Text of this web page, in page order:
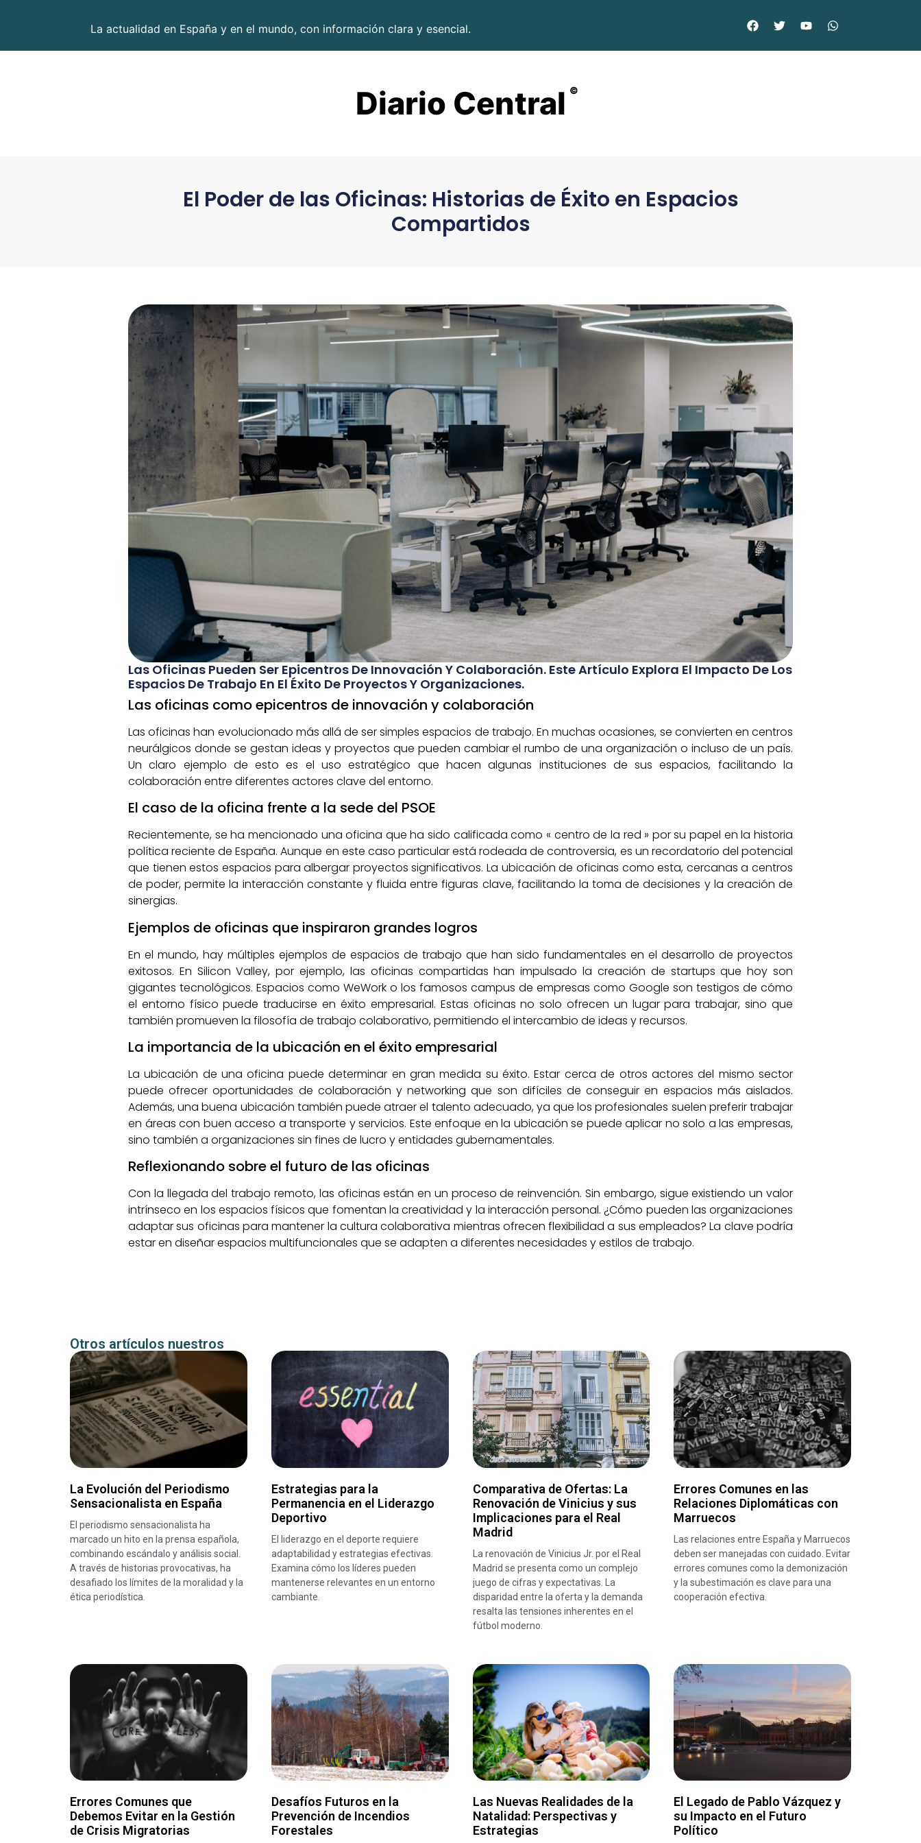
La actualidad en España y en el mundo, con información clara y esencial.
Diario Central ©
El Poder de las Oficinas: Historias de Éxito en Espacios
Compartidos
Las Oficinas Pueden Ser Epicentros De Innovación Y Colaboración. Este Artículo Explora El Impacto De Los
Espacios De Trabajo En El Éxito De Proyectos Y Organizaciones.
Las oficinas como epicentros de innovación y colaboración
Las oficinas han evolucionado más allá de ser simples espacios de trabajo. En muchas ocasiones, se convierten en centros
neurálgicos donde se gestan ideas y proyectos que pueden cambiar el rumbo de una organización o incluso de un país.
Un claro ejemplo de esto es el uso estratégico que hacen algunas instituciones de sus espacios, facilitando la
colaboración entre diferentes actores clave del entorno.
El caso de la oficina frente a la sede del PSOE
Recientemente, se ha mencionado una oficina que ha sido calificada como « centro de la red » por su papel en la historia
política reciente de España. Aunque en este caso particular está rodeada de controversia, es un recordatorio del potencial
que tienen estos espacios para albergar proyectos significativos. La ubicación de oficinas como esta, cercanas a centros
de poder, permite la interacción constante y fluida entre figuras clave, facilitando la toma de decisiones y la creación de
sinergias.
Ejemplos de oficinas que inspiraron grandes logros
En el mundo, hay múltiples ejemplos de espacios de trabajo que han sido fundamentales en el desarrollo de proyectos
exitosos. En Silicon Valley, por ejemplo, las oficinas compartidas han impulsado la creación de startups que hoy son
gigantes tecnológicos. Espacios como WeWork o los famosos campus de empresas como Google son testigos de cómo
el entorno físico puede traducirse en éxito empresarial. Estas oficinas no solo ofrecen un lugar para trabajar, sino que
también promueven la filosofía de trabajo colaborativo, permitiendo el intercambio de ideas y recursos.
La importancia de la ubicación en el éxito empresarial
La ubicación de una oficina puede determinar en gran medida su éxito. Estar cerca de otros actores del mismo sector
puede ofrecer oportunidades de colaboración y networking que son difíciles de conseguir en espacios más aislados.
Además, una buena ubicación también puede atraer el talento adecuado, ya que los profesionales suelen preferir trabajar
en áreas con buen acceso a transporte y servicios. Este enfoque en la ubicación se puede aplicar no solo a las empresas,
sino también a organizaciones sin fines de lucro y entidades gubernamentales.
Reflexionando sobre el futuro de las oficinas
Con la llegada del trabajo remoto, las oficinas están en un proceso de reinvención. Sin embargo, sigue existiendo un valor
intrínseco en los espacios físicos que fomentan la creatividad y la interacción personal. ¿Cómo pueden las organizaciones
adaptar sus oficinas para mantener la cultura colaborativa mientras ofrecen flexibilidad a sus empleados? La clave podría
estar en diseñar espacios multifuncionales que se adapten a diferentes necesidades y estilos de trabajo.
Otros artículos nuestros
La Evolución del Periodismo
Sensacionalista en España
El periodismo sensacionalista ha
marcado un hito en la prensa española,
combinando escándalo y análisis social.
A través de historias provocativas, ha
desafiado los límites de la moralidad y la
ética periodística.
Estrategias para la
Permanencia en el Liderazgo
Deportivo
El liderazgo en el deporte requiere
adaptabilidad y estrategias efectivas.
Examina cómo los líderes pueden
mantenerse relevantes en un entorno
cambiante.
Comparativa de Ofertas: La
Renovación de Vinicius y sus
Implicaciones para el Real
Madrid
La renovación de Vinicius Jr. por el Real
Madrid se presenta como un complejo
juego de cifras y expectativas. La
disparidad entre la oferta y la demanda
resalta las tensiones inherentes en el
fútbol moderno.
Errores Comunes en las
Relaciones Diplomáticas con
Marruecos
Las relaciones entre España y Marruecos
deben ser manejadas con cuidado. Evitar
errores comunes como la demonización
y la subestimación es clave para una
cooperación efectiva.
Errores Comunes que
Debemos Evitar en la Gestión
de Crisis Migratorias
Desafíos Futuros en la
Prevención de Incendios
Forestales
Las Nuevas Realidades de la
Natalidad: Perspectivas y
Estrategias
El Legado de Pablo Vázquez y
su Impacto en el Futuro
Político